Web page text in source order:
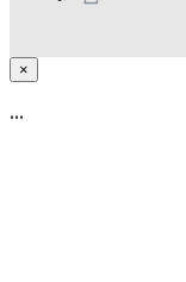
×
...